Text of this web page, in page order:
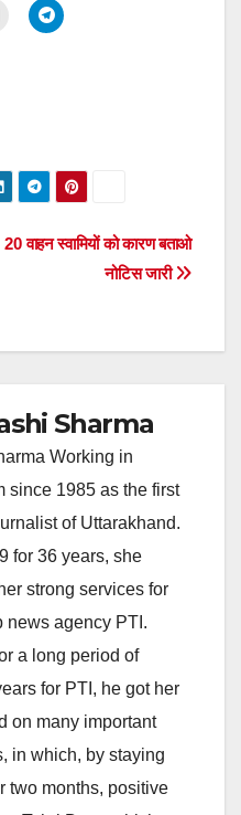
20 वाहन स्वामियों को कारण बताओ
नोटिस जारी
Sharma
Working in
since 1985 as the first
of Uttarakhand.
for 36 years, she
strong services for
news agency PTI.
a long period of
for PTI, he got her
on many important
in which, by staying
two months, positive